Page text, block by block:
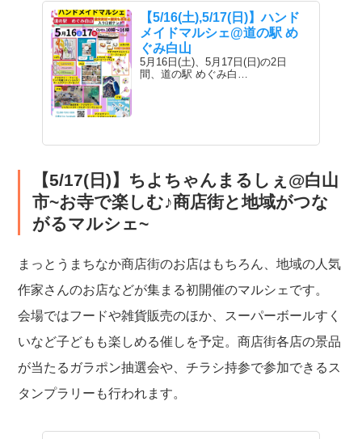
【5/16(土),5/17(日)】ハンド
メイドマルシェ@道の駅 め
ぐみ白山
5月16日(土)、5月17日(日)の2日
間、道の駅 めぐみ白…
【5/17(日)】ちよちゃんまるしぇ@白山
市~お寺で楽しむ♪商店街と地域がつな
がるマルシェ~
まっとうまちなか商店街のお店はもちろん、地域の人気
作家さんのお店などが集まる初開催のマルシェです。
会場ではフードや雑貨販売のほか、スーパーボールすく
いなど子どもも楽しめる催しを予定。商店街各店の景品
が当たるガラポン抽選会や、チラシ持参で参加できるス
タンプラリーも行われます。